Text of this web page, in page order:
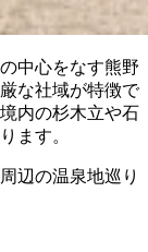
中心をなす熊野
な社域が特徴で
内の杉木立や石
ます。
辺の温泉地巡り